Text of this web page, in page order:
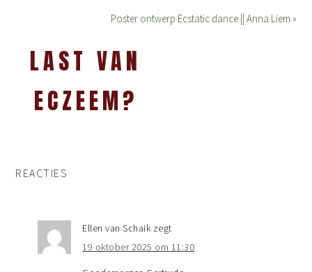
Poster ontwerp Ecstatic dance || Anna Liem »
LAST VAN
ECZEEM?
REACTIES
Ellen van Schaik zegt
19 oktober 2025 om 11:30